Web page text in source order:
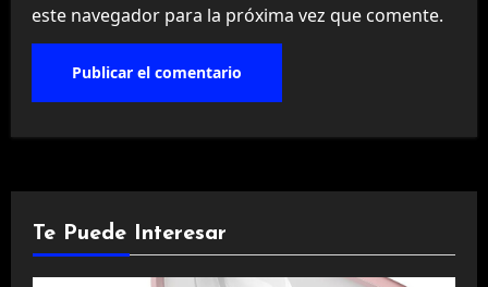
este navegador para la próxima vez que comente.
Te Puede Interesar